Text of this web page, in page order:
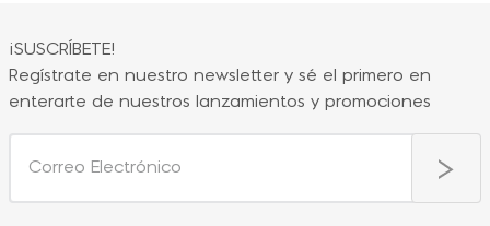
¡SUSCRÍBETE!
Regístrate en nuestro newsletter y sé el primero en
enterarte de nuestros lanzamientos y promociones